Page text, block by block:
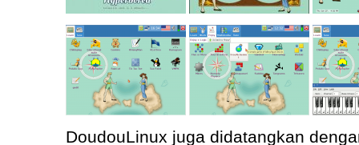
DoudouLinux juga didatangkan